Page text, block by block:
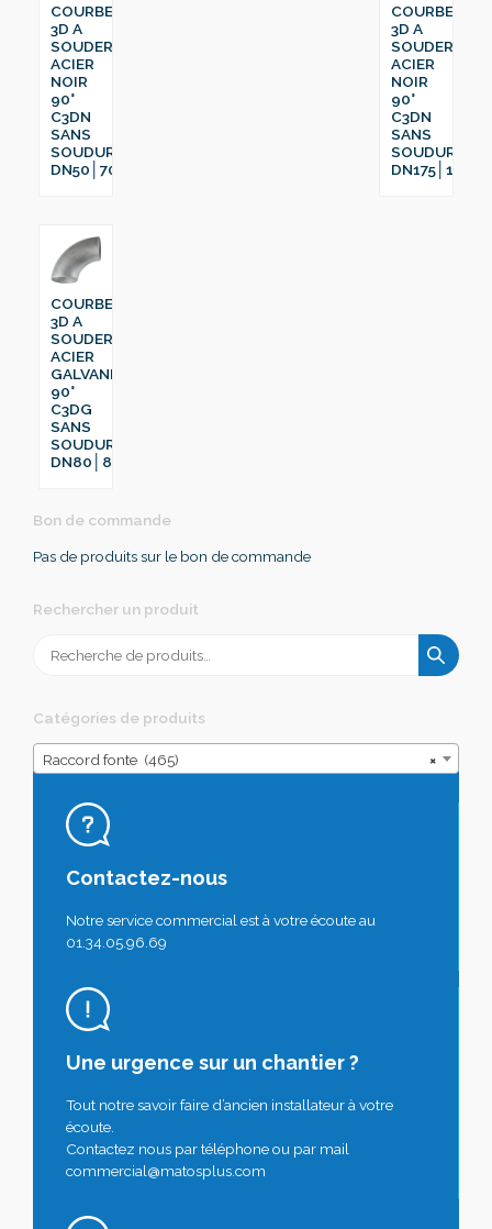
COURBE
3D A
SOUDER
ACIER
NOIR
90°
C3DN
SANS
SOUDURE
DN50│70
COURBE
3D A
SOUDER
ACIER
NOIR
90°
C3DN
SANS
SOUDURE
DN175│193.7
COURBE
3D A
SOUDER
ACIER
GALVANISÉ
90°
C3DG
SANS
SOUDURE
DN80│88.9
Bon de commande
Pas de produits sur le bon de commande
Rechercher un produit
pour :
Catégories de produits
×
Raccord fonte (465)
Contactez-nous
Notre service commercial est à votre écoute au
01.34.05.96.69
Une urgence sur un chantier ?
Tout notre savoir faire d’ancien installateur à votre
écoute.
Contactez nous par téléphone ou par mail
commercial@matosplus.com